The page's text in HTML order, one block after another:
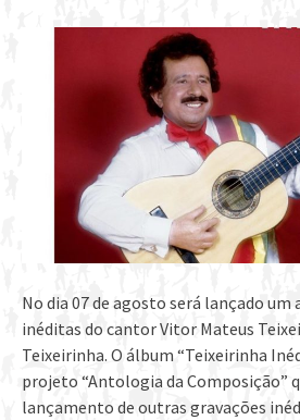
No dia 07 de agosto será lançado um
inéditas do cantor Vitor Mateus
Teixeirinha. O álbum “Teixeirinha
projeto “Antologia da Composição”
lançamento de outras gravações